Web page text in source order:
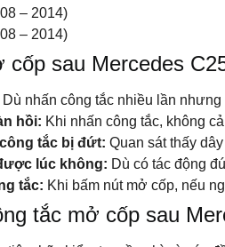
– 2014)
– 2014)
cốp sau Mercedes
Dù nhấn công tắc nhiều lần
hồi: Khi nhấn công tắc, không
tắc bị đứt: Quan sát thấy
lúc không: Dù có tác động
tắc: Khi bấm nút mở cốp, nếu
tắc mở cốp sau